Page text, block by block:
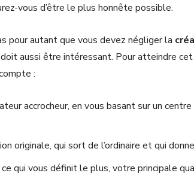
vous d’être le plus honnête possible.
pour autant que vous devez négliger la
aussi être intéressant. Pour atteindre
:
accrocheur, en vous basant sur un
originale, qui sort de l’ordinaire et qui
qui vous définit le plus, votre principale